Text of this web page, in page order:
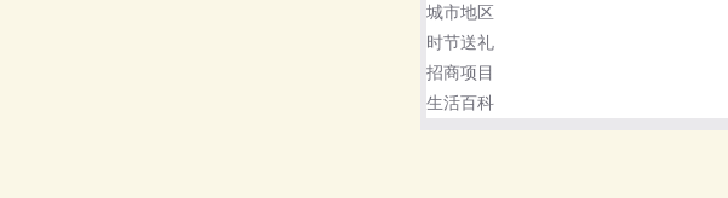
城市地区
时节送礼
招商项目
生活百科